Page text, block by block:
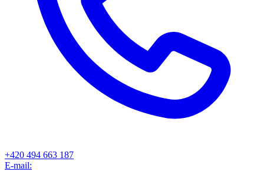
+420 494 663 187
E-mail: